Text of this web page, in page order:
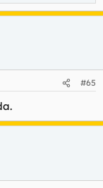
#65